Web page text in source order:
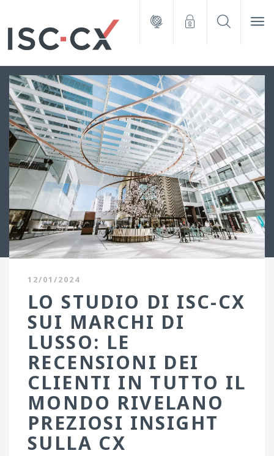
12/01/2024
LO STUDIO DI ISC-CX
SUI MARCHI DI
LUSSO: LE
RECENSIONI DEI
CLIENTI IN TUTTO IL
MONDO RIVELANO
PREZIOSI INSIGHT
SULLA CX